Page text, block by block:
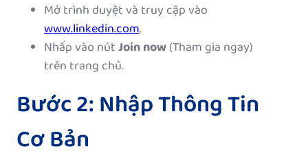
Mở trình duyệt và truy cập vào
www.linkedin.com.
Nhấp vào nútJoin now(Tham gia ngay)
trên trang chủ.
Bước 2: Nhập Thông Tin
Cơ Bản